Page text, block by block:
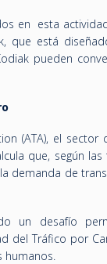
en esta
que está
pueden
(ATA), el
que, según
demanda de
un desafío
del Tráfico por
humanos.